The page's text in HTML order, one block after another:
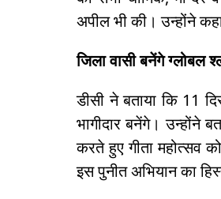
अपील भी की। उन्होंने
जिला वासी बनेंगे ग्लोबल
डीसी ने बताया कि 11
भागीदार बनेंगे। उन्होंने
करते हुए गीता महोत्सव
इस पुनीत अभियान का